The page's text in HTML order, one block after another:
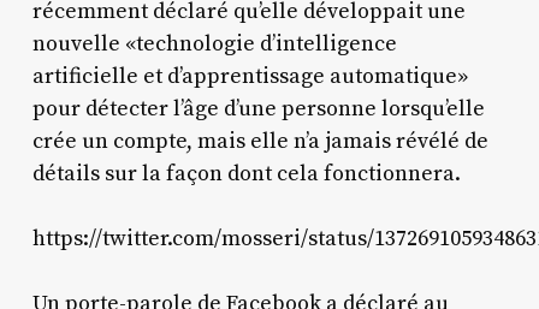
récemment déclaré qu’elle développait une
nouvelle «technologie d’intelligence
artificielle et d’apprentissage automatique»
pour détecter l’âge d’une personne lorsqu’elle
crée un compte, mais elle n’a jamais révélé de
détails sur la façon dont cela fonctionnera.
https://twitter.com/mosseri/status/